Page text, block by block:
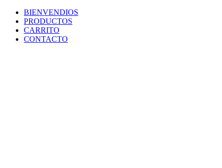
BIENVENDIOS
PRODUCTOS
CARRITO
CONTACTO